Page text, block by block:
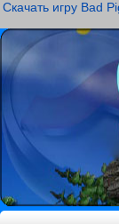
Скачать игру Bad